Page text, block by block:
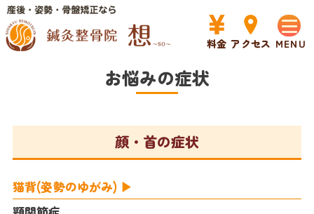
料金 アクセス
HOME お悩みの症状
お悩みの症状
顔・首の症状
猫背(姿勢のゆがみ)